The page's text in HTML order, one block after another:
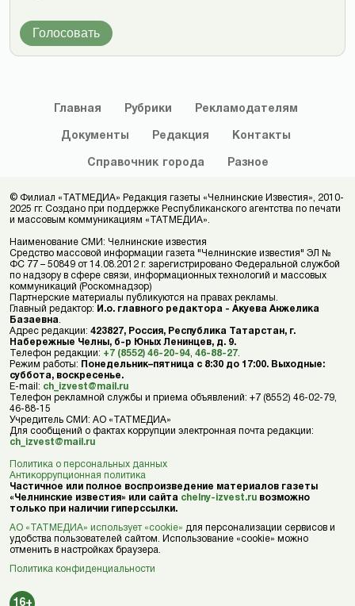
Голосовать
Главная Рубрики Рекламодателям
Документы Редакция Контакты
Справочник города Разное
© Филиал «ТАТМЕДИА» Редакция газеты «Челнинские Известия», 2010-
2025 гг. Создано при поддержке Республиканского агентства по печати
и массовым коммуникациям «ТАТМЕДИА».
Наименование СМИ: Челнинские известия
Средство массовой информации газета "Челнинские известия" ЭЛ №
ФС 77 – 50849 от 14.08.2012 г. зарегистрировано Федеральной службой
по надзору в сфере связи, информационных технологий и массовых
коммуникаций (Роскомнадзор)
Партнерские материалы публикуются на правах рекламы.
Главный редактор: И.о. главного редактора - Акуева Анжелика
Базаевна
Адрес редакции: 423827, Россия, Республика Татарстан, г.
Набережные Челны, б-р Юных Ленинцев, д. 9.
Телефон редакции: +7 (8552) 46-20-94 46-88-27
Режим работы: Понедельник–пятница с 8:30 до 17:00. Выходные:
суббота, воскресенье.
E-mail: ch_izvest@mail.ru
Телефон рекламной службы и приема объявлений: +7 (8552) 46-02-79,
46-88-15
Учредитель СМИ: АО «ТАТМЕДИА»
Для сообщений о фактах коррупции электронная почта редакции:
ch_izvest@mail.ru
Политика о персональных данных
Антикоррупционная политика
Частичное или полное воспроизведение материалов газеты
«Челнинские известия» или сайта chelny-izvest.ru возможно
только при наличии гиперссылки.
АО «ТАТМЕДИА» использует «cookie» для персонализации сервисов и
удобства пользователей сайтом. Использование «cookie» можно
отменить в настройках браузера.
Политика конфиденциальности
16+